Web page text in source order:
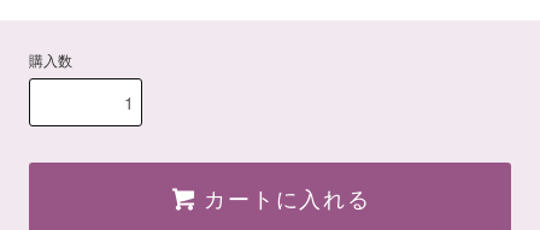
購入数
カートに入れる